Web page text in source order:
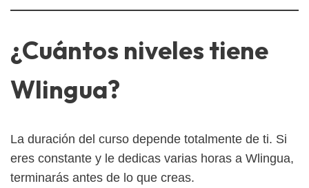
¿Cuántos niveles tiene
Wlingua?
La duración del curso depende totalmente de ti. Si
eres constante y le dedicas varias horas a Wlingua,
terminarás antes de lo que creas.